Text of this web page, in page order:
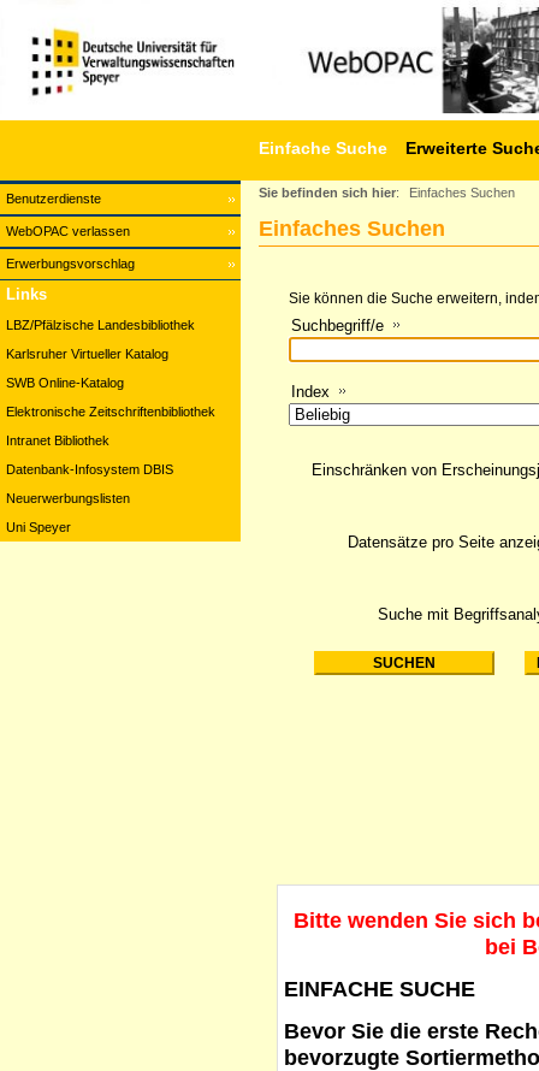
Benutzerdienste
WebOPAC verlassen
Erwerbungsvorschlag
Einfache Suche Erweiterte
Links
LBZ/Pfälzische Landesbibliothek
Karlsruher Virtueller Katalog
SWB Online-Katalog
Elektronische Zeitschriftenbibliothek
Intranet Bibliothek
Datenbank-Infosystem DBIS
Neuerwerbungslisten
Uni Speyer
Sie befinden sich hier: Einfaches Suchen
Einfaches Suchen
Sie können die Suche erweitern,
Suchbegriff/e
Index
Suche mit
Einschränken von
Datensätze pro Seite
Bitte wenden Sie sich
bei
EINFACHE SUCHE
Bevor Sie die erste
bevorzugte